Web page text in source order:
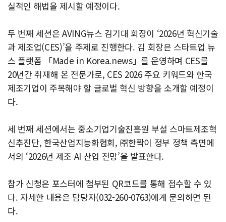
실적인 해법을 제시할 예정이다.
두 번째 세션은 AVING뉴스 김기대 회장이 ‘2026년 혁신기술
과 제조업(CES)’을 주제로 진행한다. 김 회장은 스타트업 뉴
스 플랫폼 「Made in Korea.news」를 운영하며 CES를
20년간 취재해 온 전문가로, CES 2026 주요 키워드와 한국
제조기업이 주목해야 할 글로벌 혁신 방향을 소개할 예정이
다.
세 번째 세션에서는 중소기업기술진흥원 부설 스마트제조혁
신추진단, 한국산업지능화협회, ㈜한짝이 정부 정책 측면에
서의 ‘2026년 제조 AI 산업 전망’을 발표한다.
참가 신청은 포스터에 첨부된 QR코드를 통해 접수할 수 있
다. 자세한 내용은 담당자(032-260-0763)에게 문의하면 된
다.